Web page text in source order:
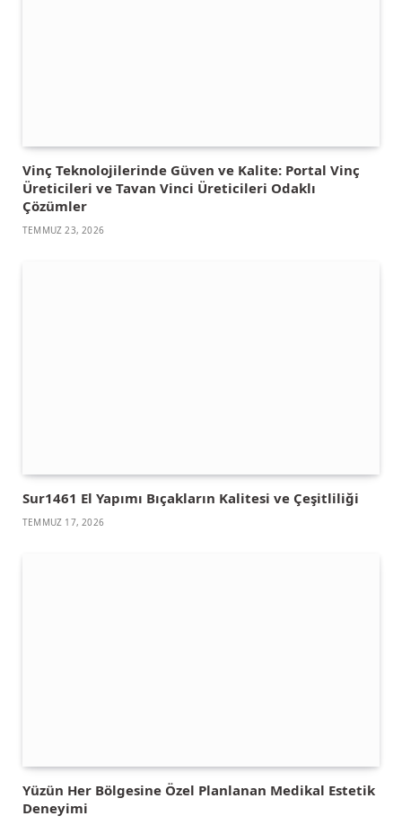
Vinç Teknolojilerinde Güven ve Kalite: Portal Vinç
Üreticileri ve Tavan Vinci Üreticileri Odaklı
Çözümler
TEMMUZ 23, 2026
Sur1461 El Yapımı Bıçakların Kalitesi ve Çeşitliliği
TEMMUZ 17, 2026
Yüzün Her Bölgesine Özel Planlanan Medikal Estetik
Deneyimi